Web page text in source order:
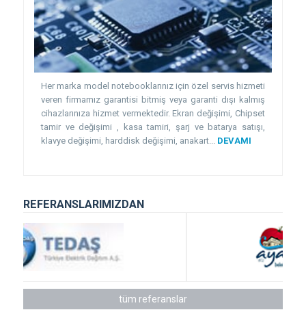
Her marka model notebooklarınız için özel servis hizmeti
veren firmamız garantisi bitmiş veya garanti dışı kalmış
cihazlarınıza hizmet vermektedir. Ekran değişimi, Chipset
tamir ve değişimi , kasa tamiri, şarj ve batarya satışı,
klavye değişimi, harddisk değişimi, anakart... DEVAMI
REFERANSLARIMIZDAN
tüm referanslar